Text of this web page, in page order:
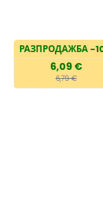
РАЗПРОДАЖБА -
6,09 €
6,79 €